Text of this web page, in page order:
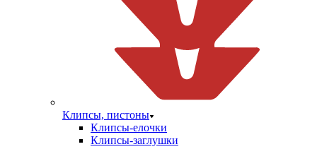
Клипсы, пистоны
Клипсы-елочки
Клипсы-заглушки